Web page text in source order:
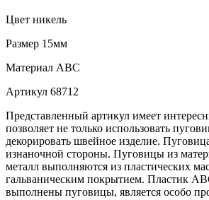
Цвет никель
Размер 15мм
Материал АВС
Артикул 68712
Представленный артикул имеет
позволяет не только использовать
декорировать швейное изделие.
изнаночной стороны. Пуговицы из
металл выполняются из пластических
гальваническим покрытием. Пластик
выполнены пуговицы, является особо